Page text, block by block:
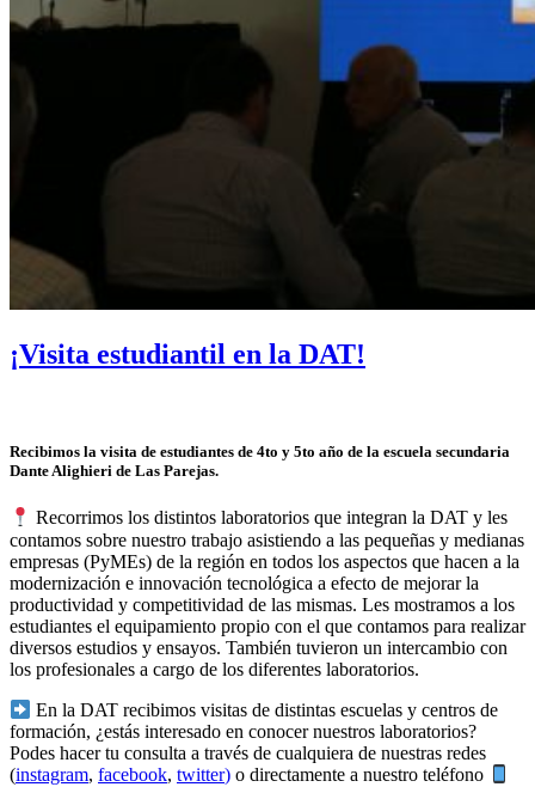
¡Visita estudiantil en la DAT!
Recibimos la visita de estudiantes de 4to y 5to año de la escuela secundaria
Dante Alighieri de Las Parejas.
Recorrimos los distintos laboratorios que integran la DAT y les
contamos sobre nuestro trabajo asistiendo a las pequeñas y medianas
empresas (PyMEs) de la región en todos los aspectos que hacen a la
modernización e innovación tecnológica a efecto de mejorar la
productividad y competitividad de las mismas. Les mostramos a los
estudiantes el equipamiento propio con el que contamos para realizar
diversos estudios y ensayos. También tuvieron un intercambio con
los profesionales a cargo de los diferentes laboratorios.
En la DAT recibimos visitas de distintas escuelas y centros de
formación, ¿estás interesado en conocer nuestros laboratorios?
Podes hacer tu consulta a través de cualquiera de nuestras redes
(instagram, facebook, twitter) o directamente a nuestro teléfono